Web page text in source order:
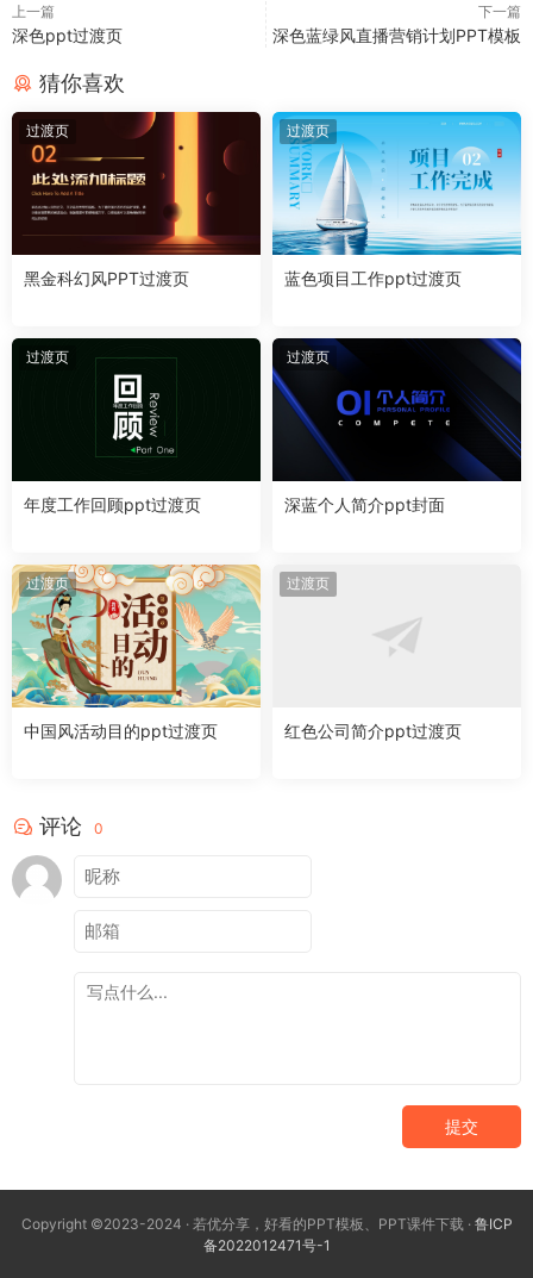
上一篇
深色ppt过渡页
下一篇
深色蓝绿风直播营销计划PPT模板
猜你喜欢
过渡页
黑金科幻风PPT过渡页
过渡页
蓝色项目工作ppt过渡页
过渡页
年度工作回顾ppt过渡页
过渡页
深蓝个人简介ppt封面
过渡页
中国风活动目的ppt过渡页
过渡页
红色公司简介ppt过渡页
评论 0
提交
Copyright ©2023-2024 · 若优分享，好看的PPT模板、PPT课件下载 · 鲁ICP
备2022012471号-1